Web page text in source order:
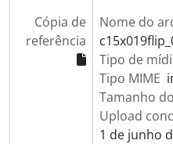
Cópia de
referência
Nome do
Tipo de
Tipo MIME
Tamanho
Upload
1 de junho